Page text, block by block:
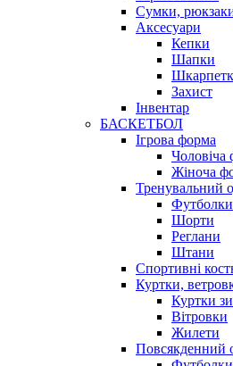
Сумки,
Аксесуари
Кепки
Шапки
Захист
Інвентар
БАСКЕТБОЛ
Ігрова форма
Чоловіча
Жіноча
Тренувальний
Футболки
Шорти
Реглани
Штани
Спортивні
Куртки,
Куртки
Вітровки
Жилети
Повсякденний